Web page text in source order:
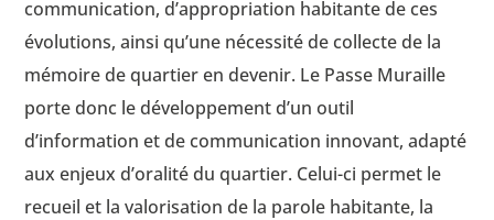
communication, d’appropriation habitante de ces
évolutions, ainsi qu’une nécessité de collecte de la
mémoire de quartier en devenir. Le Passe Muraille
porte donc le développement d’un outil
d’information et de communication innovant, adapté
aux enjeux d’oralité du quartier. Celui-ci permet le
recueil et la valorisation de la parole habitante, la